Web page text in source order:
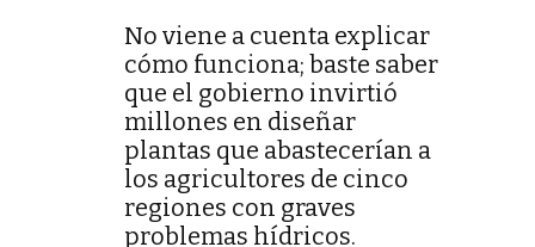
No viene a cuenta explicar
cómo funciona; baste saber
que el gobierno invirtió
millones en diseñar
plantas que abastecerían a
los agricultores de cinco
regiones con graves
problemas hídricos.